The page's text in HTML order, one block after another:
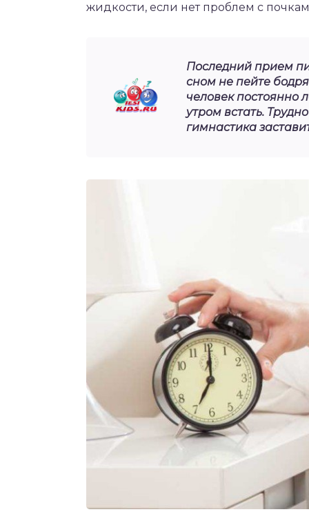
жидкости, если нет проблем с
Последний прием
сном не пейте
человек постоянно
утром встать.
гимнастика